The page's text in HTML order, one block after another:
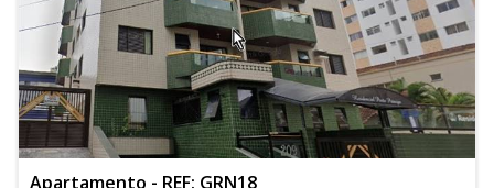
Apartamento - REF: GRN18